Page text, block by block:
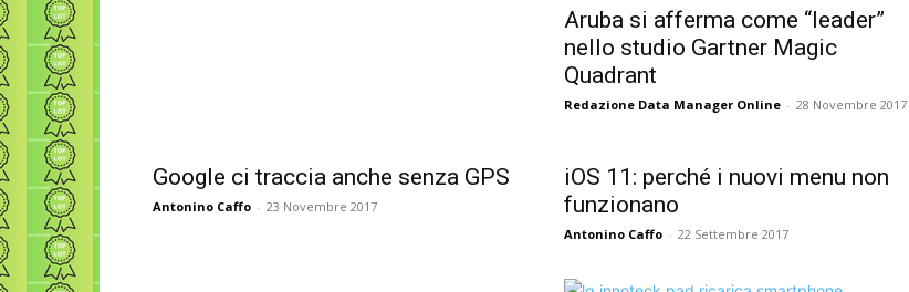
Aruba si afferma come “leader”
nello studio Gartner Magic
Quadrant
Redazione Data Manager Online - 28 Novembre 2017
Google ci traccia anche senza GPS
Antonino Caffo - 23 Novembre 2017
iOS 11: perché i nuovi menu non
funzionano
Antonino Caffo - 22 Settembre 2017